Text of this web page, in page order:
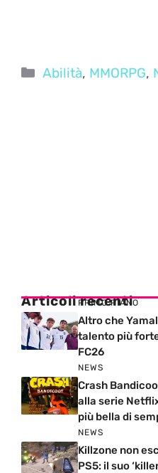
Categorie
Abilità, MMORPG,
Articoli recenti
PRIMO PIANO
Altro che
talento più
FC26
NEWS
Crash
alla serie
più bella di
NEWS
Killzone non
PS5: il suo